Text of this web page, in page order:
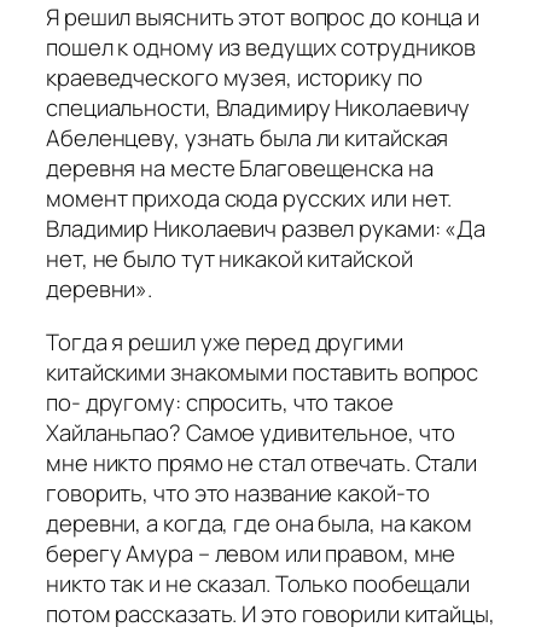
Я решил выяснить этот вопрос до конца и
пошел к одному из ведущих сотрудников
краеведческого музея, историку по
специальности, Владимиру Николаевичу
Абеленцеву, узнать была ли китайская
деревня на месте Благовещенска на
момент прихода сюда русских или нет.
Владимир Николаевич развел руками: «Да
нет, не было тут никакой китайской
деревни».
Тогда я решил уже перед другими
китайскими знакомыми поставить вопрос
по- другому: спросить, что такое
Хайланьпао? Самое удивительное, что
мне никто прямо не стал отвечать. Стали
говорить, что это название какой-то
деревни, а когда, где она была, на каком
берегу Амура – левом или правом, мне
никто так и не сказал. Только пообещали
потом рассказать. И это говорили китайцы,